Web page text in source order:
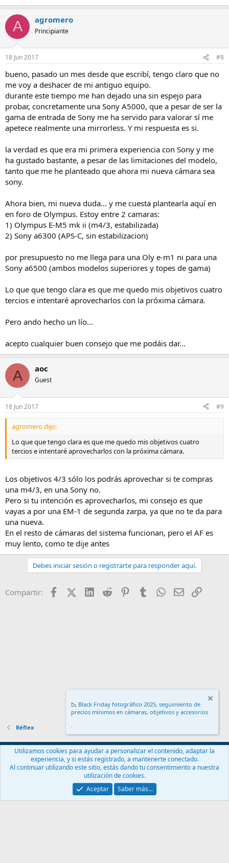
A agromero
Principiante
18 Jun 2017 #8
bueno, pasado un mes desde que escribí, tengo claro que no
me voy a deshacer de mi antiguo equipo.
durante este tiempo me han dejado una sin espejo para
probar, concretamente una Sony A5000, que a pesar de ser la
gama de entrada de Sony me ha servido para valorar sí me
apetece realmente una mirrorless. Y mi respuesta es si.
la verdad es que era mi primera experiencia con Sony y me
ha gustado bastante, a pesar de las limitaciones del modelo,
tanto que me he planteado que ahora mi nueva cámara sea
sony.
Ahora bien, mi nueva duda... y me cuesta plantearla aquí en
en foro de Olympus. Estoy entre 2 camaras:
1) Olympus E-M5 mk ii (m4/3, estabilizada)
2) Sony a6300 (APS-C, sin estabilizacion)
por presupuesto no me llega para una Oly e-m1 ni para una
Sony a6500 (ambos modelos superiores y topes de gama)
Lo que que tengo clara es que me quedo mis objetivos cuatro
tercios e intentaré aprovecharlos con la próxima cámara.
Pero ando hecho un lío...
acepto cualquier buen consejo que me podáis dar...
A aoc
Guest
18 Jun 2017 #9
agromero dijo:
Lo que que tengo clara es que me quedo mis objetivos cuatro
tercios e intentaré aprovecharlos con la próxima cámara.
Los objetivos 4/3 sólo los podrás aprovechar si te compras
una m4/3, en una Sony no.
Pero si tu intención es aprovecharlos, mi consejo es que
vayas a por una EM-1 de segunda zarpa, ya que no te da para
una nueva.
En el resto de cámaras del sistema funcionan, pero el AF es
muy lento, como te dije antes
Debes iniciar sesión o registrarte para responder aquí.
Compartir: FacebookX (Twitter)
LinkedIn
Reddit PinterestTumblr WhatsApp
EmailEnlace
Réflex
Español (ES)
Contáctanos
Términos y reglas Política de privacidad
Ayuda
Community platform by XenForo® © 2010-2024 XenForo Ltd.
📉 Black Friday fotográfico 2025, seguimiento de
precios mínimos en cámaras, objetivos y accesorios
.
Utilizamos cookies para ayudar a personalizar el contenido, adaptar la
experiencia, y si estás registrado, a mantenerte conectado.
Al continuar utilizando este sitio, estás dando tu consentimiento a nuestra
utilización de cookies.
Aceptar
Saber más…